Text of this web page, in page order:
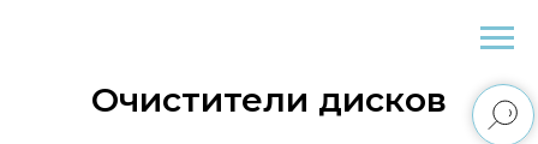
Очистители дисков